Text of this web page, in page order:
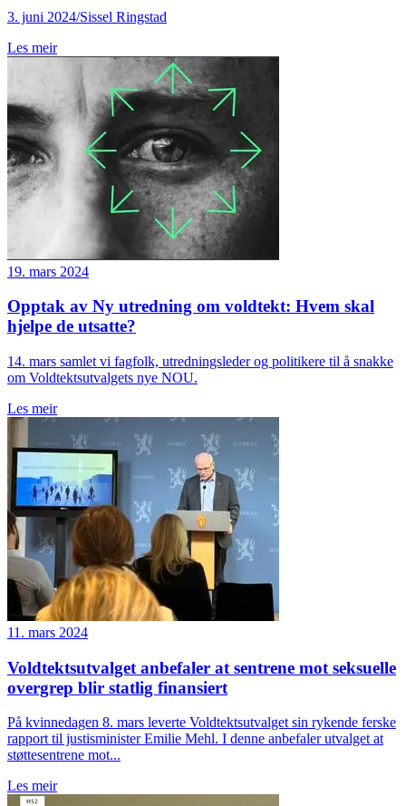
3. juni 2024/Sissel Ringstad
Les meir
19. mars 2024
Opptak av Ny utredning om voldtekt: Hvem skal
hjelpe de utsatte?
14. mars samlet vi fagfolk, utredningsleder og politikere til å snakke
om Voldtektsutvalgets nye NOU.
Les meir
11. mars 2024
Voldtektsutvalget anbefaler at sentrene mot seksuelle
overgrep blir statlig finansiert
På kvinnedagen 8. mars leverte Voldtektsutvalget sin rykende ferske
rapport til justisminister Emilie Mehl. I denne anbefaler utvalget at
støttesentrene mot...
Les meir